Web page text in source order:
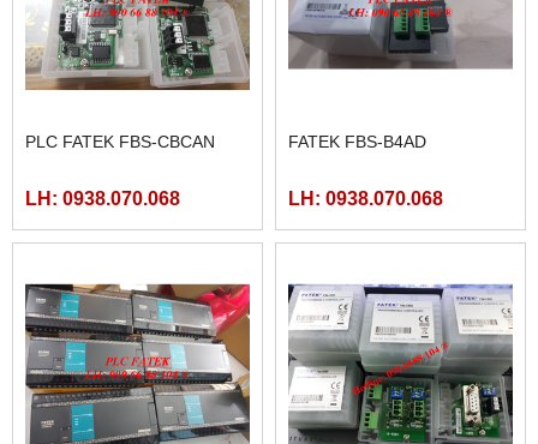
PLC FATEK FBS-CBCAN
LH: 0938.070.068
FATEK FBS-B4AD
LH: 0938.070.068